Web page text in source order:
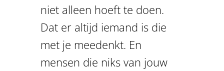
niet alleen hoeft te doen.
Dat er altijd iemand is die
met je meedenkt. En
mensen die niks van jouw